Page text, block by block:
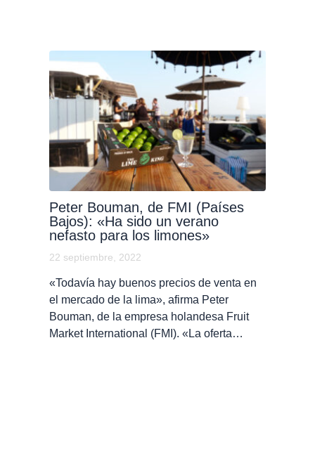
Peter Bouman, de FMI (Países
Bajos): «Ha sido un verano
nefasto para los limones»
22 septiembre, 2022
«Todavía hay buenos precios de venta en
el mercado de la lima», afirma Peter
Bouman, de la empresa holandesa Fruit
Market International (FMI). «La oferta…